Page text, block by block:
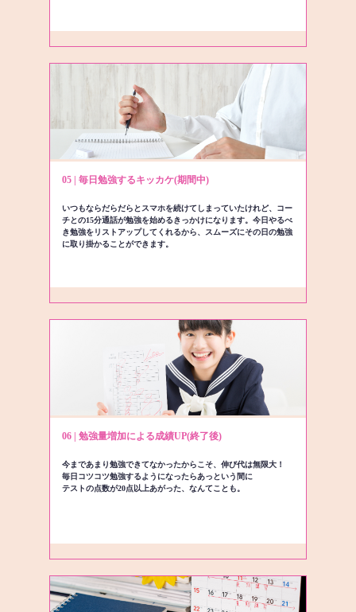
05 | 毎日勉強するキッカケ(期間中)
いつもならだらだらとスマホを続けてしまっていたけれど、コー
チとの15分通話が勉強を始めるきっかけになります。今日やるべ
き勉強をリストアップしてくれるから、スムーズにその日の勉強
に取り掛かることができます。
06 | 勉強量増加による成績UP(終了後)
今まであまり勉強できてなかったからこそ、伸び代は無限大！
毎日コツコツ勉強するようになったらあっという間に
テストの点数が20点以上あがった、なんてことも。